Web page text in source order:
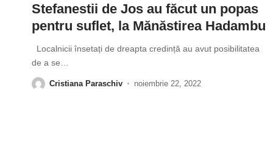
Stefanestii de Jos au făcut un popas
pentru suflet, la Mănăstirea Hadambu
Localnicii însetați de dreapta credință au avut posibilitatea
de a se
Cristiana Paraschiv noiembrie 22, 2022